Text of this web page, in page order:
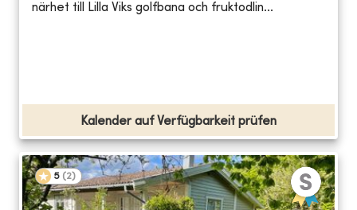
närhet till Lilla Viks golfbana och fruktodlin...
Kalender auf Verfügbarkeit prüfen
5 (2)